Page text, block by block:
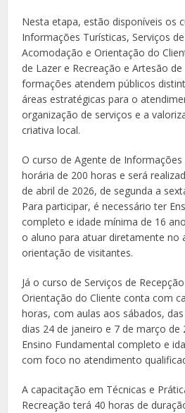
Nesta etapa, estão disponíveis os
Informações Turísticas, Serviços
Acomodação e Orientação do
de Lazer e Recreação e Artesão
formações atendem públicos
áreas estratégicas para o
organização de serviços e a
criativa local.
O curso de Agente de
horária de 200 horas e será
de abril de 2026, de segunda a
Para participar, é necessário ter
completo e idade mínima de 16
o aluno para atuar diretamente no
orientação de visitantes.
Já o curso de Serviços de
Orientação do Cliente conta com
horas, com aulas aos sábados,
dias 24 de janeiro e 7 de março de
Ensino Fundamental completo e
com foco no atendimento
A capacitação em Técnicas e
Recreação terá 40 horas de